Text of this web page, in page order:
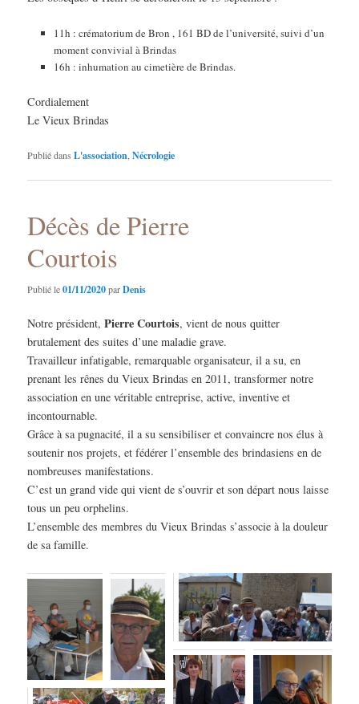
11h : crématorium de Bron , 161 BD de l’université, suivi d’un
moment convivial à Brindas
16h : inhumation au cimetière de Brindas.
Cordialement
Le Vieux Brindas
Publié dans L'association,Nécrologie
Décès de Pierre
Courtois
Publié le01/11/2020parDenis
Notre président,Pierre Courtois, vient de nous quitter
brutalement des suites d’une maladie grave.
Travailleur infatigable, remarquable organisateur, il a su, en
prenant les rênes du Vieux Brindas en 2011, transformer notre
association en une véritable entreprise, active, inventive et
incontournable.
Grâce à sa pugnacité, il a su sensibiliser et convaincre nos élus à
soutenir nos projets, et fédérer l’ensemble des brindasiens en de
nombreuses manifestations.
C’est un grand vide qui vient de s’ouvrir et son départ nous laisse
tous un peu orphelins.
L’ensemble des membres du Vieux Brindas s’associe à la douleur
de sa famille.